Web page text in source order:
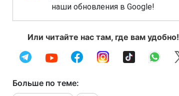
наши обновления в Google!
Или читайте нас там, где вам удобно!
Больше по теме: